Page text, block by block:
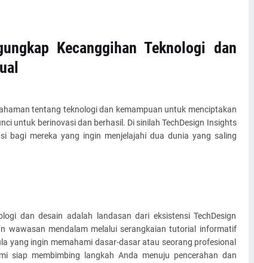
Kecanggihan Teknologi dan
tentang teknologi dan kemampuan untuk menciptakan
untuk berinovasi dan berhasil. Di sinilah TechDesign Insights
bagi mereka yang ingin menjelajahi dua dunia yang saling
dan desain adalah landasan dari eksistensi TechDesign
wawasan mendalam melalui serangkaian tutorial informatif
yang ingin memahami dasar-dasar atau seorang profesional
siap membimbing langkah Anda menuju pencerahan dan